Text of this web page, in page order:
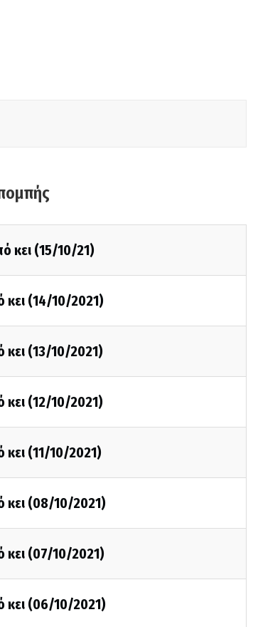
κει (15/10/21)
(14/10/2021)
(13/10/2021)
(12/10/2021)
(11/10/2021)
κει (08/10/2021)
κει (07/10/2021)
κει (06/10/2021)